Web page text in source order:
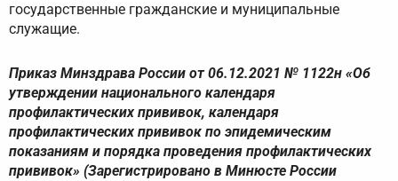
государственные гражданские и муниципальные
служащие.
Приказ Минздрава России от 06.12.2021 № 1122н «Об
утверждении национального календаря
профилактических прививок, календаря
профилактических прививок по эпидемическим
показаниям и порядка проведения профилактических
прививок» (Зарегистрировано в Минюсте России